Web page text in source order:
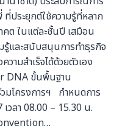
ประยุกต์ใช้ความรู้ที่หลาก
ต ในแต่ละชั้นปี เสมือน
และสนับสนุนการทำธุรกิจ
ามสำเร็จได้ด้วยตัวเอง
DNA ขั้นพื้นฐาน
มโครงการฯ กำหนดการ
วลา 08.00 – 15.30 น.